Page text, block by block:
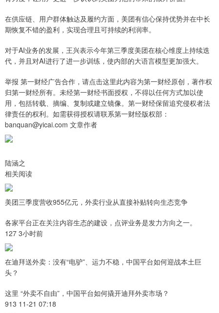
在供应链、用户群体触达及履约方面，美团有信心保持优势并在中长
期恢复不错的盈利，实现合理且可持续的利润率。
对于AI业务的发展，王兴表示今年第三季度美团在核心维度上持续迭
代，并且对AI进行了进一步训练，使内部的大语言模型更加强大。
举报 第一财经广告合作，请点击这里此内容为第一财经原创，著作权
归第一财经所有。未经第一财经书面授权，不得以任何方式加以使
用，包括转载、摘编、复制或建立镜像。第一财经保留追究侵权者法
律责任的权利。如需获得授权请联系第一财经版权部：
banquan@yicai.com 文章作者
陆涵之
相关阅读
美团三季度营收955亿元，外卖行业从直接补贴转向生态竞争
各家平台正在关注内容生态的建设，点评业务是发力方向之一。
127 3小时前
在迪拜送外卖：没有“电驴”、运力不稳，中国平台如何迎战本土巨
头？
这里 “外卖不自由”，中国平台如何撬开迪拜外卖市场？
913 11-21 07:18